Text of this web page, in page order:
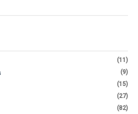
(11)
(9)
(15)
(27)
(82)